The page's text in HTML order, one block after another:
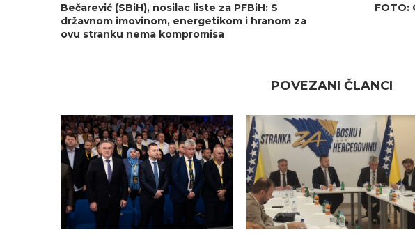
Bečarević (SBiH), nosilac liste za PFBiH: S
državnom imovinom, energetikom i hranom za
ovu stranku nema kompromisa
FOTO:
POVEZANI ČLANCI